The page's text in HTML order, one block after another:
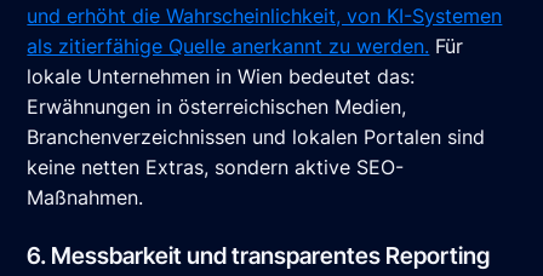
und erhöht die Wahrscheinlichkeit, von KI-Systemen
als zitierfähige Quelle anerkannt zu werden. Für
lokale Unternehmen in Wien bedeutet das:
Erwähnungen in österreichischen Medien,
Branchenverzeichnissen und lokalen Portalen sind
keine netten Extras, sondern aktive SEO-
Maßnahmen.
6. Messbarkeit und transparentes Reporting